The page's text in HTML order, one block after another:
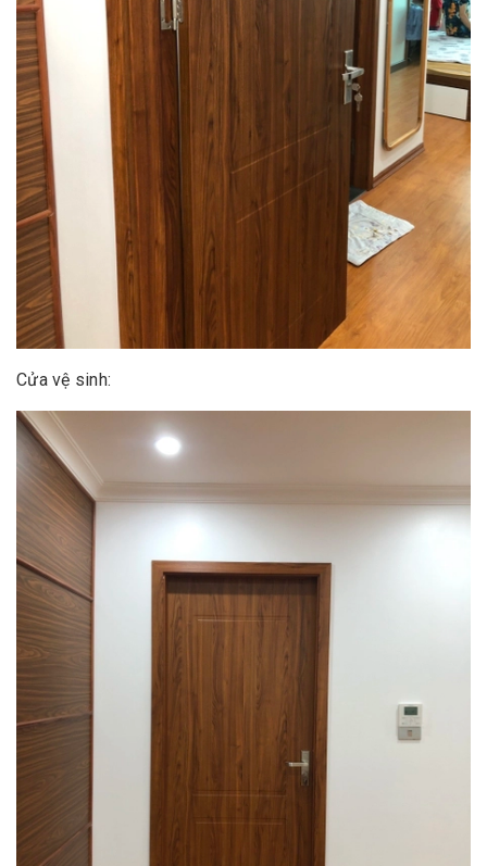
Cửa vệ sinh: